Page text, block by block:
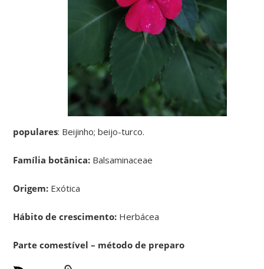
populares: Beijinho; beijo-turco.
Família botânica: Balsaminaceae
Origem: Exótica
Hábito de crescimento: Herbácea
Parte comestível – método de preparo